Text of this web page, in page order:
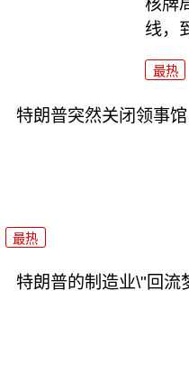
核牌
线，
最热
特朗普突然关闭领事
最热
特朗普的制造业\"回流